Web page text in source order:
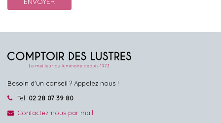
Besoin d'un conseil ? Appelez nous !
Tel: 02 28 07 39 80
Contactez-nous par mail